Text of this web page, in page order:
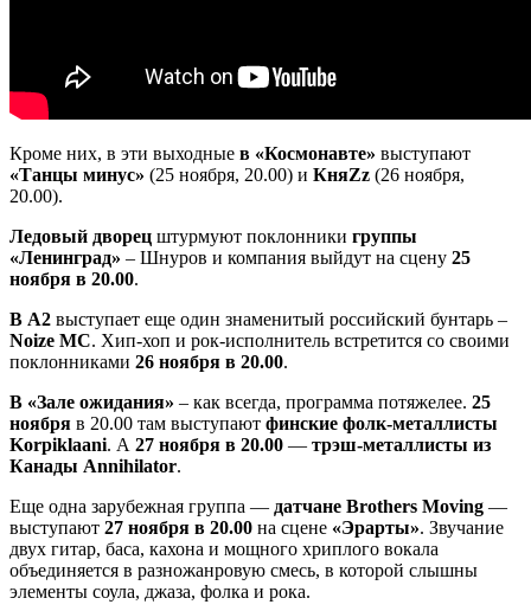
Кроме них, в эти выходные в «Космонавте» выступают
«Танцы минус» (25 ноября, 20.00) и КняZz (26 ноября,
20.00).
Ледовый дворец штурмуют поклонники группы
«Ленинград» – Шнуров и компания выйдут на сцену 25
ноября в 20.00.
В А2 выступает еще один знаменитый российский бунтарь –
Noize MC. Хип-хоп и рок-исполнитель встретится со своими
поклонниками 26 ноября в 20.00.
В «Зале ожидания» – как всегда, программа потяжелее. 25
ноября в 20.00 там выступают финские фолк-металлисты
Korpiklaani. А 27 ноября в 20.00 — трэш-металлисты из
Канады Annihilator.
Еще одна зарубежная группа — датчане Brothers Moving —
выступают 27 ноября в 20.00 на сцене «Эрарты». Звучание
двух гитар, баса, кахона и мощного хриплого вокала
объединяется в разножанровую смесь, в которой слышны
элементы соула, джаза, фолка и рока.